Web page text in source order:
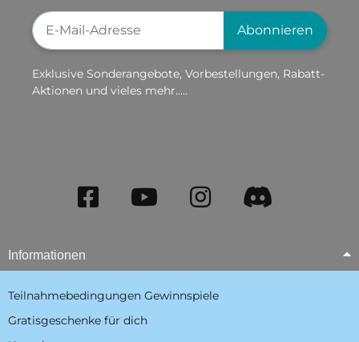
Newsletter-Registrierung
Abonnieren
Exklusive Sonderangebote, Vorbestellungen, Rabatt-
Aktionen und vieles mehr.....
Informationen
Teilnahmebedingungen Gewinnspiele
Gratisgeschenke für dich